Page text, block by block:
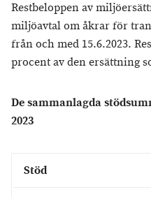
Restbeloppen av
miljöavtal om åkrar för
från och med 15.6.2023.
procent av den ersättning
De sammanlagda
2023
Stöd